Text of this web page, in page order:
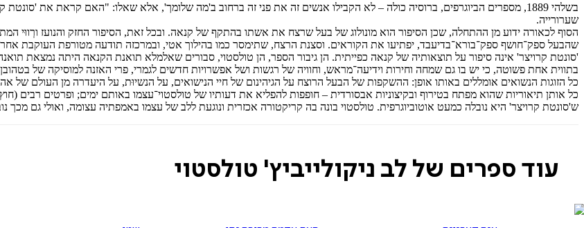
בשלהי 1889, מספרים הביוגרפים, ברוסיה כולה – לא הקבילו אנשים זה את פני זה ברחוב ב'מה שלומך', אלא שאלו: "האם קראת את
שערורייה.
הסוף לכאורה ידוע מן ההתחלה, שכן הסיפור הוא מונולוג של בעל שרצח את אשתו בהתקף של קנאה. ובכל זאת, הסיפור החזק והנועז ורְווּי
שהבעל ספק־חושף ספק־בורא־בדיעבד, יפתיעו את הקוראים. וסצנת הרצח, שתימסר כמו בהילוך אטי, ובמרכזה תודעה מטורפת העוקבת
'סונטת קרויצר' אינה סיפור על תוצאותיה של קנאה כפייתית. הן גיבור הספר, הן טולסטוי, סבורים שאלמלא תואנת הקנאה היתה נמצאת
בתווית אחת פשוטה, כי יש בו גם שמחה וחירות וידיעה־מראש, וחוויה של רגשות ושל אפשרויות חדשים לגמרי, פרי האזנה למוסיקה של
כל הזוגות הנשואים אומללים באותו אופן: ההשקפות של הבעל הרוצח על הגיהינום של חיי הנישואים, על הנשיוּת, על היעדרה מן העולם של
כל אותן תיאוריות שהוא מפתח בטירוף ובקיצוניות אבסורדית – חופפות להפליא את דעותיו של טולסטוי־עצמו באותם ימים; ופרטים רבים
ש'סונטת קרויצר' היא נובלה כמעט אוטוביוגרפית. טולסטוי בונה בה קריקטורה אכזרית ונוגעת ללב של עצמו באמפתיה עצומה, ואולי גם מכך
עוד ספרים של לב ניקולייביץ' טולסטוי